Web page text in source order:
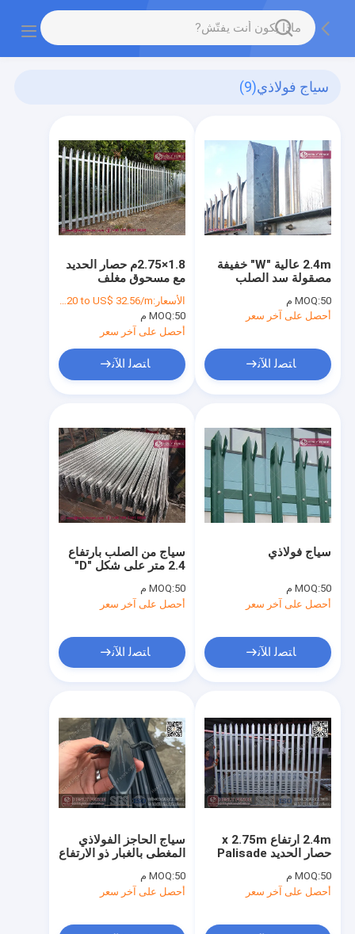
سياج فولاذي(9)
1.8×2.75م حصار الحديد
مع مسحوق مغلف
بالبودرة
الأسعار:US$23.20 to US$ 32.56/m
MOQ:50 م
أحصل على آخر سعر
ﺎﺘﺼﻟ ﺍﻶﻧ
2.4m عالية "W" خفيفة
مصقولة سد الصلب
MOQ:50 م
أحصل على آخر سعر
ﺎﺘﺼﻟ ﺍﻶﻧ
سياج من الصلب بارتفاع
2.4 متر على شكل "D"
هيسلي الصين للسياج
باليسيد
MOQ:50 م
أحصل على آخر سعر
ﺎﺘﺼﻟ ﺍﻶﻧ
سياج فولاذي
MOQ:50 م
أحصل على آخر سعر
ﺎﺘﺼﻟ ﺍﻶﻧ
سياج الحاجز الفولاذي
المغطى بالغبار ذو الارتفاع
الصينية
MOQ:50 م
أحصل على آخر سعر
2.4m ارتفاع x 2.75m
حصار الحديد Palisade
MOQ:50 م
أحصل على آخر سعر